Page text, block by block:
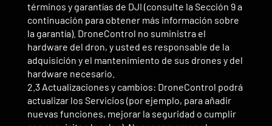
términos y garantías de DJI (consulte la Sección 9 a
continuación para obtener más información sobre
la garantía). DroneControl no suministra el
hardware del dron, y usted es responsable de la
adquisición y el mantenimiento de sus drones y del
hardware necesario.
2.3 Actualizaciones y cambios: DroneControl podrá
actualizar los Servicios (por ejemplo, para añadir
nuevas funciones, mejorar la seguridad o cumplir